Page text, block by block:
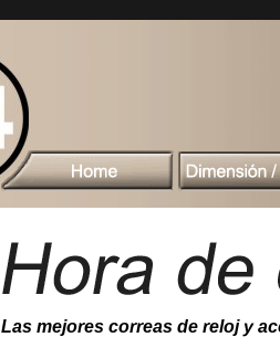
Las mejores correas de reloj y